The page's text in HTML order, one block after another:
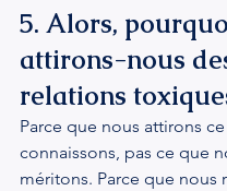
5. Alors,
attirons-nous
relations
Parce que nous attirons
connaissons, pas ce que
méritons. Parce que nous